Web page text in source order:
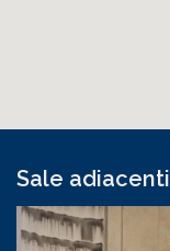
Sale adiacenti